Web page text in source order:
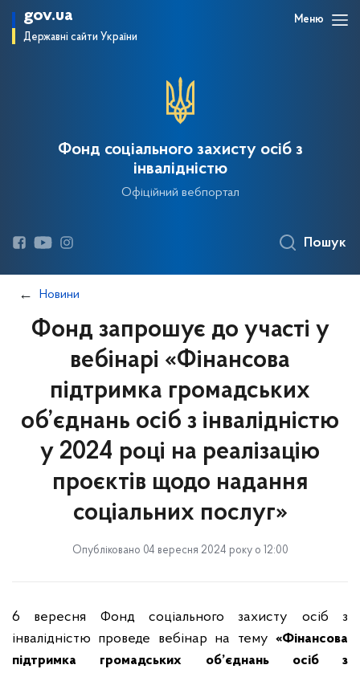
gov.ua
Державні сайти України
Меню
Фонд соціального захисту осіб з
інвалідністю
Офіційний вебпортал
Пошук
Новини
Фонд запрошує до участі у
вебінарі «Фінансова
підтримка громадських
об’єднань осіб з інвалідністю
у 2024 році на реалізацію
проєктів щодо надання
соціальних послуг»
Опубліковано 04 вересня 2024 року о 12:00
6 вересня Фонд соціального захисту осіб з
інвалідністю проведе вебінар на тему «Фінансова
підтримка громадських об’єднань осіб з